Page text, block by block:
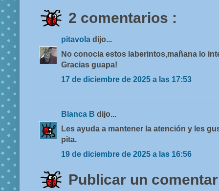
2 comentarios :
pitavola dijo...
No conocia estos laberintos,mañana lo
Gracias guapa!
17 de diciembre de 2025 a las 17:53
Blanca B dijo...
Les ayuda a mantener la atención y les
pita.
19 de diciembre de 2025 a las 16:56
Publicar un